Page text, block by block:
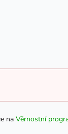
na Věrnostní